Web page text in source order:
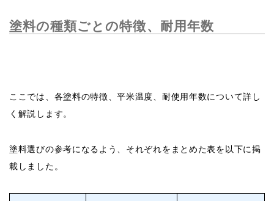
塗料の種類ごとの特徴、耐用年数
ここでは、各塗料の特徴、平米温度、耐使用年数について詳し
く解説します。
塗料選びの参考になるよう、それぞれをまとめた表を以下に掲
載しました。